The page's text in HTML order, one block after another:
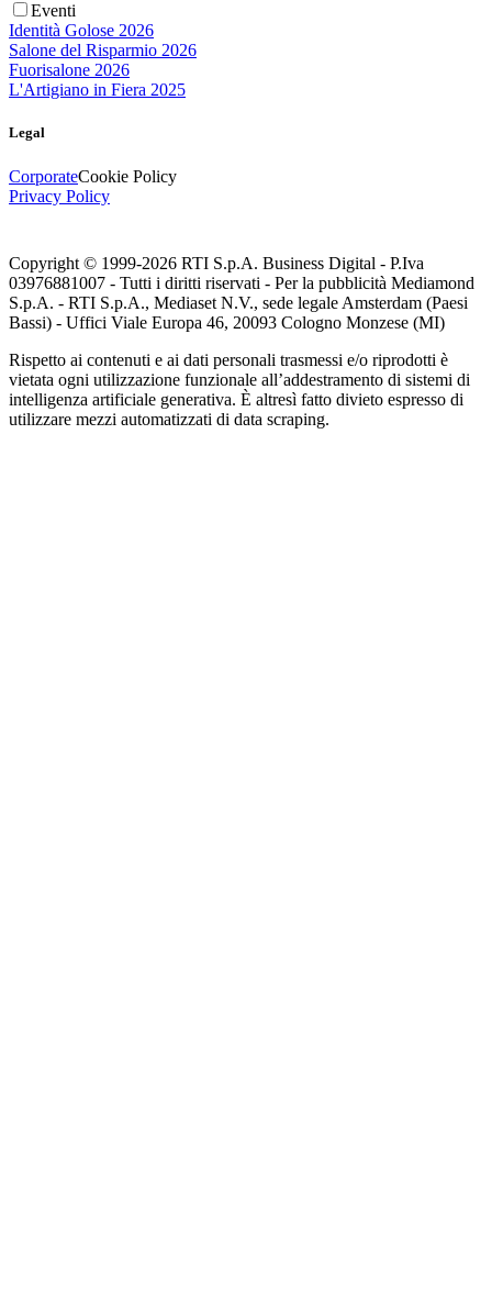
Eventi
Identità Golose 2026
Salone del Risparmio 2026
Fuorisalone 2026
L'Artigiano in Fiera 2025
Legal
CorporateCookie Policy
Privacy Policy
Copyright © 1999-2026 RTI S.p.A. Business Digital - P.Iva
03976881007 - Tutti i diritti riservati - Per la pubblicità Mediamond
S.p.A. - RTI S.p.A., Mediaset N.V., sede legale Amsterdam (Paesi
Bassi) - Uffici Viale Europa 46, 20093 Cologno Monzese (MI)
Rispetto ai contenuti e ai dati personali trasmessi e/o riprodotti è
vietata ogni utilizzazione funzionale all’addestramento di sistemi di
intelligenza artificiale generativa. È altresì fatto divieto espresso di
utilizzare mezzi automatizzati di data scraping.